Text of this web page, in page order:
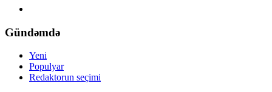
Gündəmdə
Yeni
Populyar
Redaktorun seçimi